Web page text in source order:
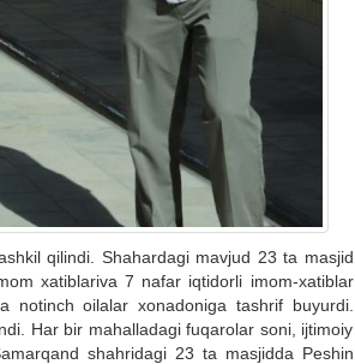
qilindi. Shahardagi mavjud 23 ta masjid
xatiblariva 7 nafar iqtidorli imom-xatiblar
notinch oilalar xonadoniga tashrif buyurdi.
Har bir mahalladagi fuqarolar soni, ijtimoiy
shahridagi 23 ta masjidda Peshin